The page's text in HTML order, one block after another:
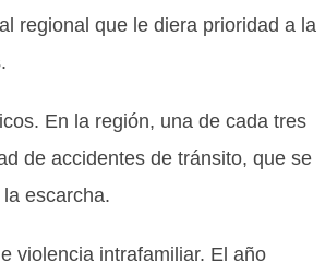
regional que le diera prioridad a la
En la región, una de cada tres
de accidentes de tránsito, que se
escarcha.
violencia intrafamiliar. El año